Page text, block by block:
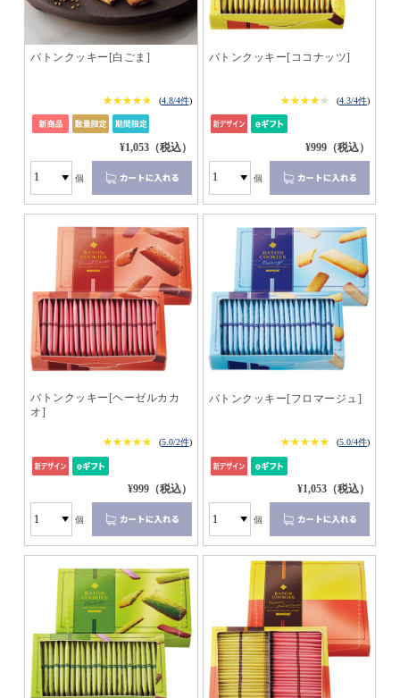
バトンクッキー[白ごま]
★★★★★
★★★★★ (4.8/4件)
¥1,053（税込）
個
バトンクッキー[ココナッツ]
★★★★★
★★★★★ (4.3/4件)
¥999（税込）
個
バトンクッキー[ヘーゼルカカ
オ]
★★★★★
★★★★★ (5.0/2件)
¥999（税込）
個
バトンクッキー[フロマージュ]
★★★★★
★★★★★ (5.0/4件)
¥1,053（税込）
個